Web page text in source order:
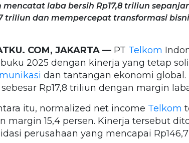
mencatat laba bersih Rp17,8 triliun
triliun dan mempercepat transformasi
COM, JAKARTA — PT Telkom
2025 dengan kinerja yang tetap
dan tantangan ekonomi
Rp17,8 triliun dengan margin
itu, normalized net income Telkom
margin 15,4 persen. Kinerja tersebut
perusahaan yang mencapai